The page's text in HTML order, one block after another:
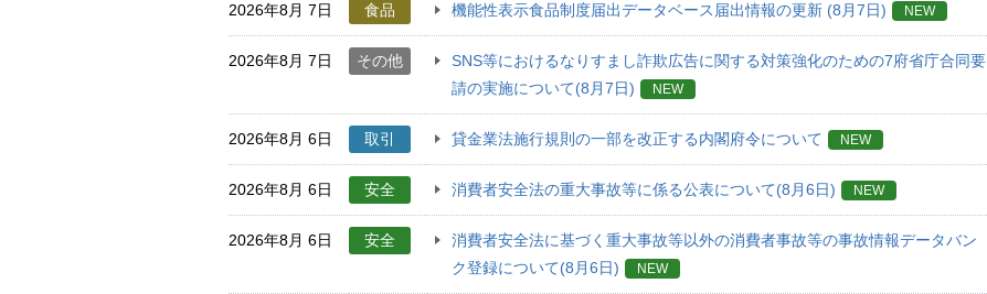
2026年8月 7日 食品 機能性表示食品制度届出データベース届出情報の更新 (8月7日) NEW
2026年8月 7日 その他
SNS等におけるなりすまし詐欺広告に関する対策強化のための7府省庁合同要
請の実施について(8月7日)
NEW
2026年8月 6日 取引 貸金業法施行規則の一部を改正する内閣府令について NEW
2026年8月 6日 安全 消費者安全法の重大事故等に係る公表について(8月6日) NEW
2026年8月 6日 安全
消費者安全法に基づく重大事故等以外の消費者事故等の事故情報データバン
ク登録について(8月6日)
NEW